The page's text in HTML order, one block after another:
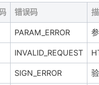
错误码
PARAM_ERROR
INVALID_REQUEST
SIGN_ERROR